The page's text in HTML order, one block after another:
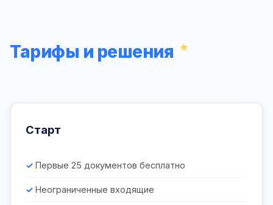
Тарифы и решения
Старт
Первые 25 документов бесплатно
Неограниченные входящие